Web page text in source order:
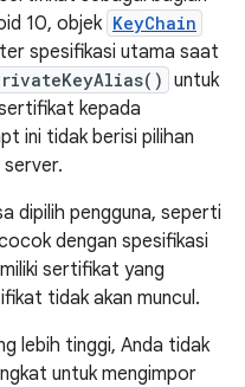
10, objek KeyChain
spesifikasi utama saat
untuk
kepada
ini tidak berisi pilihan
dipilih pengguna, seperti
dengan spesifikasi
sertifikat yang
tidak akan muncul.
lebih tinggi, Anda tidak
untuk mengimpor